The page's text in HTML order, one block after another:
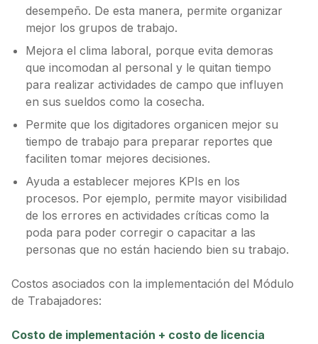
desempeño. De esta manera, permite organizar
mejor los grupos de trabajo.
Mejora el clima laboral, porque evita demoras
que incomodan al personal y le quitan tiempo
para realizar actividades de campo que influyen
en sus sueldos como la cosecha.
Permite que los digitadores organicen mejor su
tiempo de trabajo para preparar reportes que
faciliten tomar mejores decisiones.
Ayuda a establecer mejores KPIs en los
procesos. Por ejemplo, permite mayor visibilidad
de los errores en actividades críticas como la
poda para poder corregir o capacitar a las
personas que no están haciendo bien su trabajo.
Costos asociados con la implementación del Módulo
de Trabajadores:
Costo de implementación + costo de licencia